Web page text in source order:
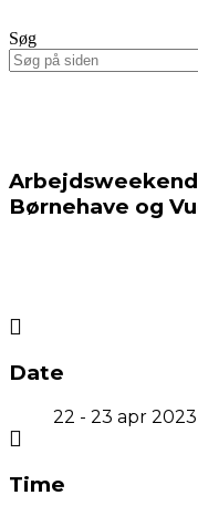
Søg
Børnehave og
Date
22 - 23 apr 2023
Time